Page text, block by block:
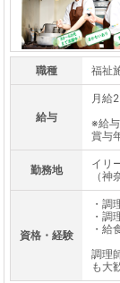
職種 福祉
給与
月給
※給
賞与
勤務地
イリ
（
資格・経験
・調
・調
・給
調理
も大